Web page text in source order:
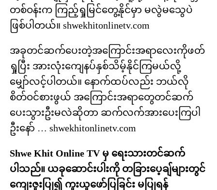
တစ်ဝန်းက ကြည့်ရှုမြင်တွေ့နိုင်မှာ မလွဲမသွေပဲ
ဖြစ်ပါတယ်။ shwekhitonlinetv.com
အခုတင်ဆက်ပေးတဲ့အကြောင်းအရာလေးကိုဖတ်
ရှုပြီး အားလုံးကျေနပ်နှစ်သိမ့်နိုင်ကြမယ်လို့
မျှော်လင့်ပါတယ်။ နောက်ထပ်လည်း ဘယ်လို
စိတ်ဝင်စားဖွယ် အကြောင်းအရာတွေတင်ဆက်
ပေးသွားဦးမလဲဆိုတာ ဆက်လက်အားပေးကြပါ
ဦးနော် … shwekhitonlinetv.com
Shwe Khit Online TV မှ ရေးသားတင်ဆက်
ပါသည်။ ယခုဆောင်းပါးကို တခြားပေ့ချ်များတွင်
ကျေးဇူးပြု၍ ကူးယူဖော်ပြခြင်း မပြုရန်